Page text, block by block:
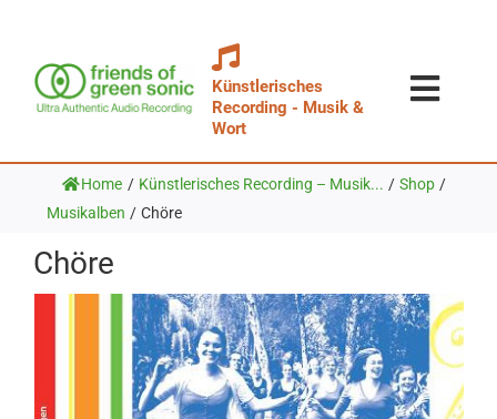
springen
Künstlerisches
Recording - Musik &
Wort
Technik
Galerie &
Shop
Home / Künstlerisches Recording – Musik... / Shop /
Musikalben / Chöre
Chöre